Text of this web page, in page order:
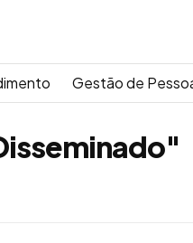
Gestão de